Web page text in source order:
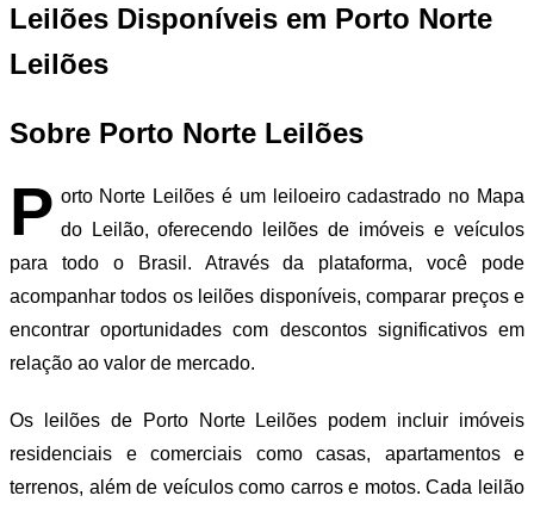
Leilões Disponíveis em Porto Norte
Leilões
Sobre Porto Norte Leilões
P orto Norte Leilões é um leiloeiro cadastrado no Mapa
do Leilão, oferecendo leilões de imóveis e veículos
para todo o Brasil. Através da plataforma, você pode
acompanhar todos os leilões disponíveis, comparar preços e
encontrar oportunidades com descontos significativos em
relação ao valor de mercado.
Os leilões de Porto Norte Leilões podem incluir imóveis
residenciais e comerciais como casas, apartamentos e
terrenos, além de veículos como carros e motos. Cada leilão